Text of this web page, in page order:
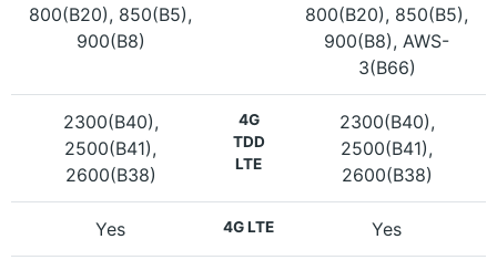
800(B20), 850(B5),
900(B8)
800(B20), 850(B5),
900(B8), AWS-
3(B66)
2300(B40),
2500(B41),
2600(B38)
4G
TDD
LTE
2300(B40),
2500(B41),
2600(B38)
Yes 4G LTE Yes